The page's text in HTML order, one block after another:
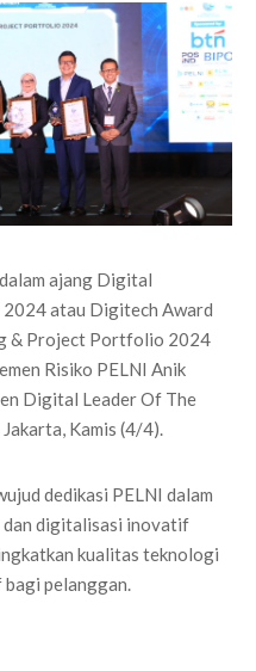
ajang Digital
atau Digitech Award
& Project Portfolio 2024
Risiko PELNI Anik
Digital Leader Of The
Kamis (4/4).
dedikasi PELNI dalam
dan digitalisasi inovatif
kualitas teknologi
bagi pelanggan.